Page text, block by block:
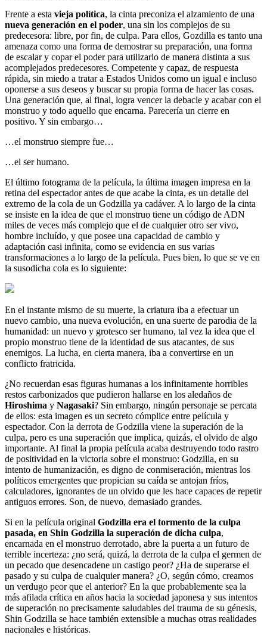
Frente a esta vieja política, la cinta preconiza el alzamiento de una
nueva generación en el poder, una sin los complejos de su
predecesora: libre, por fin, de culpa. Para ellos, Gozdilla es tanto una
amenaza como una forma de demostrar su preparación, una forma
de escalar y copar el poder para utilizarlo de manera distinta a sus
acomplejados predecesores. Competente y capaz, de respuesta
rápida, sin miedo a tratar a Estados Unidos como un igual e incluso
oponerse a sus deseos y buscar su propia forma de hacer las cosas.
Una generación que, al final, logra vencer la debacle y acabar con el
monstruo y todo aquello que encarna. Parecería un cierre en
positivo. Y sin embargo…
…el monstruo siempre fue…
…el ser humano.
El último fotograma de la película, la última imagen impresa en la
retina del espectador antes de que acabe la cinta, es un detalle del
extremo de la cola de un Godzilla ya cadáver. A lo largo de la cinta
se insiste en la idea de que el monstruo tiene un código de ADN
miles de veces más complejo que el de cualquier otro ser vivo,
hombre incluído, y que posee una capacidad de cambio y
adaptación casi infinita, como se evidencia en sus varias
transformaciones a lo largo de la película. Pues bien, lo que se ve en
la susodicha cola es lo siguiente:
En el instante mismo de su muerte, la criatura iba a efectuar un
nuevo cambio, una nueva evolución, en una suerte de parodia de la
humanidad: un nuevo y grotesco ser humano, tal vez la idea que el
propio monstruo tiene de la identidad de sus atacantes, de sus
enemigos. La lucha, en cierta manera, iba a convertirse en un
conflicto fratricida.
¿No recuerdan esas figuras humanas a los infinitamente horribles
restos carbonizados que pudieron hallarse en los aledaños de
Hiroshima y Nagasaki? Sin embargo, ningún personaje se percata
de ellos: esta imagen es un secreto cómplice entre película y
espectador. Con la derrota de Godzilla viene la superación de la
culpa, pero es una superación que implica, quizás, el olvido de algo
importante. Al final la propia película acaba destruyendo todo rastro
de positividad en la victoria sobre el monstruo: Godzilla, en su
intento de humanización, es digno de conmiseración, mientras los
políticos emergentes que propician su caída se antojan fríos,
calculadores, ignorantes de un olvido que les hace capaces de repetir
antiguos errores. Son, de nuevo, demasiado grandes.
Si en la película original Godzilla era el tormento de la culpa
pasada, en Shin Godzilla la superación de dicha culpa,
encarnada en el monstruo derrotado, abre la puerta a un futuro de
terrible incerteza: ¿no será, quizá, la derrota de la culpa el germen de
un pecado que desencadene un castigo peor? ¿Ha de superarse el
pasado y su culpa de cualquier manera? ¿O, según cómo, creamos
un verdugo peor que el anterior? En la que probablemente sea la
más afilada crítica en años hacia la sociedad japonesa y sus intentos
de superación no precisamente saludables del trauma de su génesis,
Shin Godzilla se hace también extensible a muchas otras realidades
nacionales e históricas.